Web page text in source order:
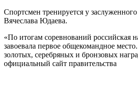
Спортсмен тренируется у
Вячеслава Юдаева.
«По итогам соревнований российская
завоевала первое общекомандное
золотых, серебряных и бронзовых
официальный сайт правительства